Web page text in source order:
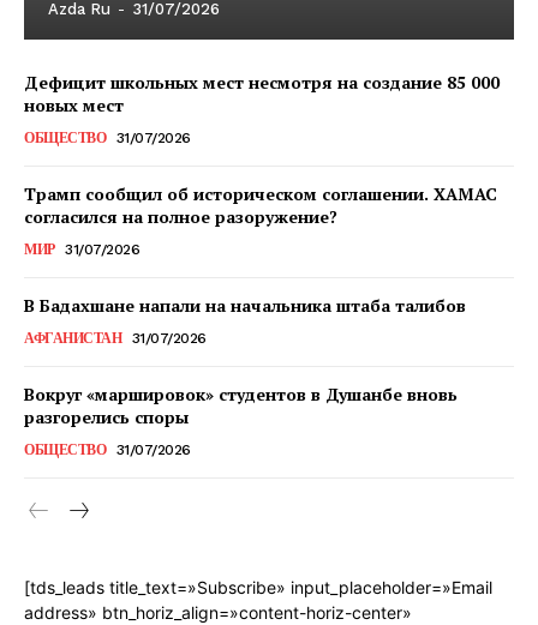
Azda Ru - 31/07/2026
Дефицит школьных мест несмотря на создание 85 000
новых мест
ОБЩЕСТВО 31/07/2026
Трамп сообщил об историческом соглашении. ХАМАС
согласился на полное разоружение?
МИР 31/07/2026
В Бадахшане напали на начальника штаба талибов
АФГАНИСТАН 31/07/2026
Вокруг «маршировок» студентов в Душанбе вновь
разгорелись споры
ОБЩЕСТВО 31/07/2026
[tds_leads title_text=»Subscribe» input_placeholder=»Email
address» btn_horiz_align=»content-horiz-center»